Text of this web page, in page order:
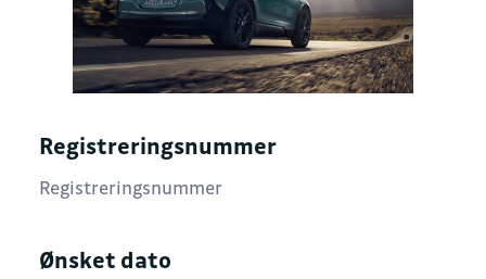
Registreringsnummer
Ønsket dato